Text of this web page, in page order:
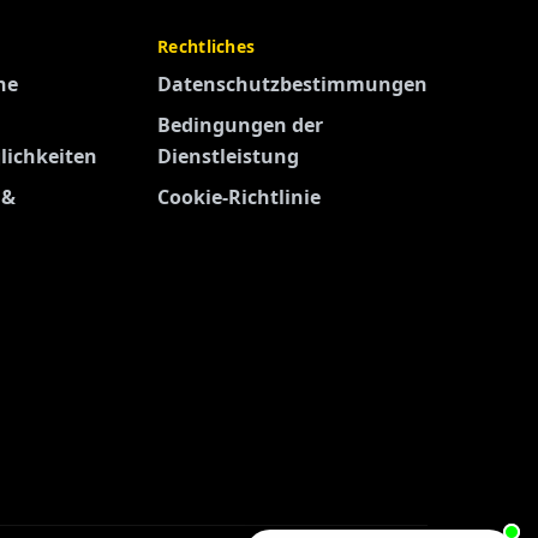
Rechtliches
Datenschutzbestimmungen
Bedingungen der
Dienstleistung
Cookie-Richtlinie